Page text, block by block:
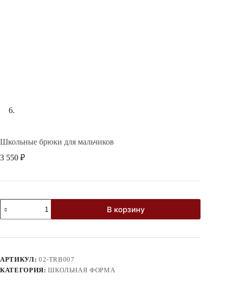
Школьные брюки для мальчиков
3 550 ₽
Количество
товара
Школьные
для
В корзину
АРТИКУЛ: 02-TRB007
КАТЕГОРИЯ:ШКОЛЬНАЯ ФОРМА